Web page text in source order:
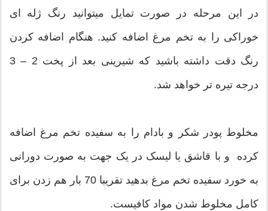
در این مرحله در صورت تمایل میتوانید رنگ ژله ای
خوراکی را به تخم مرغ اضافه کنید. هنگام اضافه کردن
رنگ دقت داشته باشید که شیرینی بعد از پخت 2 – 3
درجه تیره تر خواهد شد.
مخلوط پودر شکر و بادام را به سفیده تخم مرغ اضافه
کرده و با قاشق یا لیسک در یک جهت به صورت دورانی
به خورد سفیده تخم مرغ بدهید تقریبا 70 بار هم زدن برای
کامل مخلوط شدن مواد کافیست.